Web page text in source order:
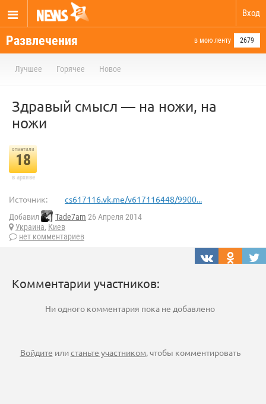
Вход
Развлечения в мою ленту 2679
Лучшее Горячее Новое
Здравый смысл — на ножи, на
ножи
отметили
18
в архиве
Источник: cs617116.vk.me/v617116448/9900...
Добавил Tade7am 26 Апреля 2014
Украина, Киев
нет комментариев
Комментарии участников:
Ни одного комментария пока не добавлено
Войдите илистаньте участником, чтобы комментировать